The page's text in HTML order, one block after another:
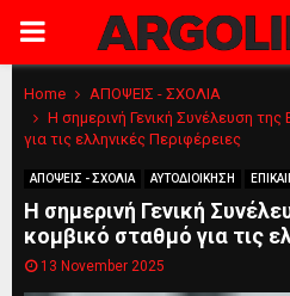
PRIMARY
MENU
Home
ΑΠΟΨΕΙΣ - ΣΧΟΛΙΑ
Η σημερινή Γενική Συνέλευση
για τις ελληνικές Περιφέρειες
ΑΠΟΨΕΙΣ - ΣΧΟΛΙΑ ΑΥΤΟΔΙΟΙΚΗΣΗ
Η σημερινή Γενική
κομβικό σταθμό για τις
13 November 2025